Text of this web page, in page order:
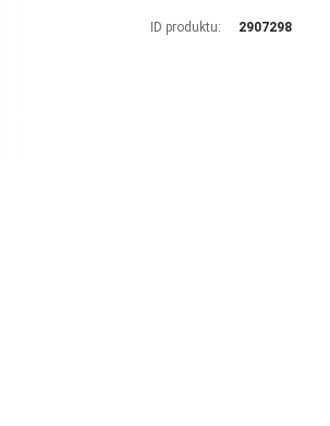
ID produktu: 2907298